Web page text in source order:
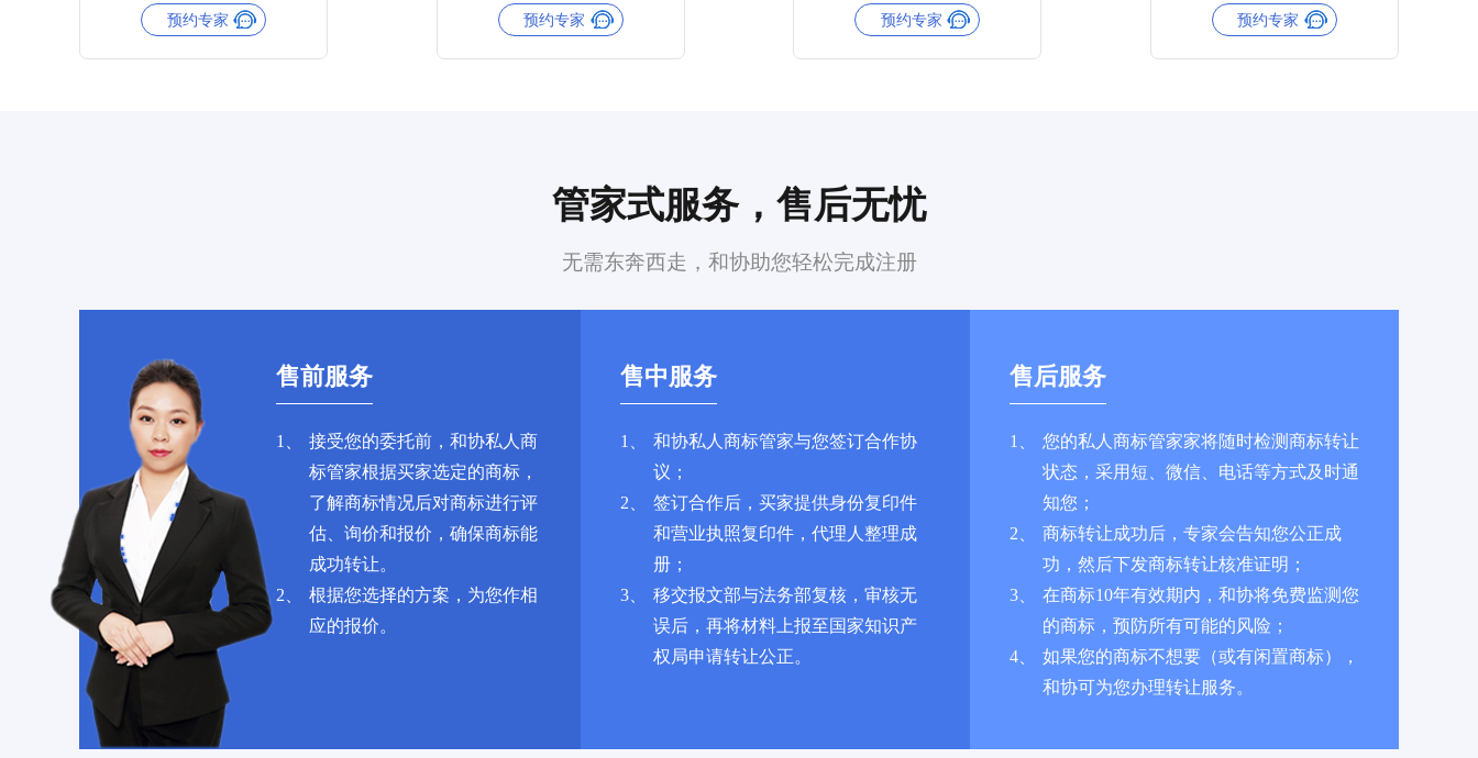
预约专家 预约专家 预约专家 预约专家
管家式服务，售后无忧
无需东奔西走，和协助您轻松完成注册
售前服务
1、
接受您的委托前，和协私人商
标管家根据买家选定的商标，
了解商标情况后对商标进行评
估、询价和报价，确保商标能
成功转让。
2、
根据您选择的方案，为您作相
应的报价。
售中服务
1、
和协私人商标管家与您签订合作协
议；
2、
签订合作后，买家提供身份复印件
和营业执照复印件，代理人整理成
册；
3、
移交报文部与法务部复核，审核无
误后，再将材料上报至国家知识产
权局申请转让公正。
售后服务
1、
您的私人商标管家家将随时检测商标转让
状态，采用短、微信、电话等方式及时通
知您；
2、
商标转让成功后，专家会告知您公正成
功，然后下发商标转让核准证明；
3、
在商标10年有效期内，和协将免费监测您
的商标，预防所有可能的风险；
4、
如果您的商标不想要（或有闲置商标），
和协可为您办理转让服务。